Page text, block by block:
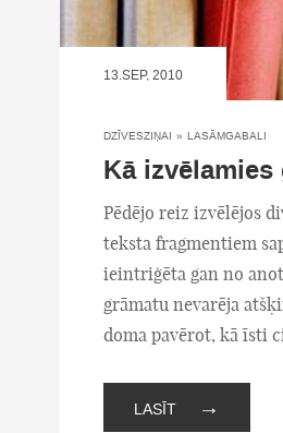
13.SEP, 2010
DZĪVESZIŅAI » LASĀMGABALI
Kā
Pēdējo reiz izvēlējos
teksta fragmentiem
ieintriģēta gan no
grāmatu nevarēja
doma pavērot, kā īsti
LASĪT →